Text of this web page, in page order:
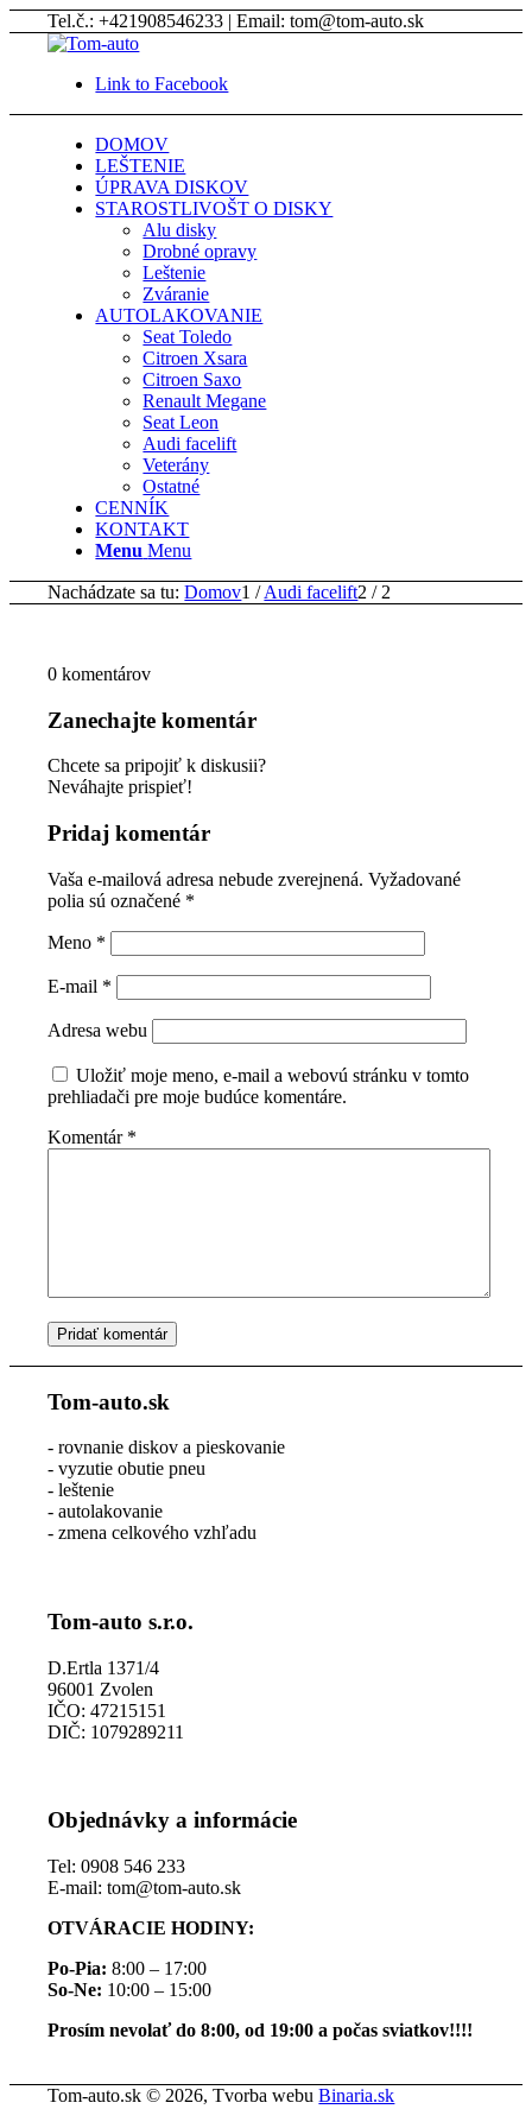
Tel.č.: +421908546233 | Email: tom@tom-auto.sk
Link to Facebook
DOMOV
LEŠTENIE
ÚPRAVA DISKOV
STAROSTLIVOŠT O DISKY
Alu disky
Drobné opravy
Leštenie
Zváranie
AUTOLAKOVANIE
Seat Toledo
Citroen Xsara
Citroen Saxo
Renault Megane
Seat Leon
Audi facelift
Veterány
Ostatné
CENNÍK
KONTAKT
Menu Menu
Nachádzate sa tu: Domov1 / Audi facelift2 / 2
0 komentárov
Zanechajte komentár
Chcete sa pripojiť k diskusii?
Neváhajte prispieť!
Pridaj komentár
Vaša e-mailová adresa nebude zverejnená. Vyžadované
polia sú označené *
Meno *
E-mail *
Adresa webu
Uložiť moje meno, e-mail a webovú stránku v tomto
prehliadači pre moje budúce komentáre.
Komentár *
Tom-auto.sk
- rovnanie diskov a pieskovanie
- vyzutie obutie pneu
- leštenie
- autolakovanie
- zmena celkového vzhľadu
Tom-auto s.r.o.
D.Ertla 1371/4
96001 Zvolen
IČO: 47215151
DIČ: 1079289211
Objednávky a informácie
Tel: 0908 546 233
E-mail: tom@tom-auto.sk
OTVÁRACIE HODINY:
Po-Pia: 8:00 – 17:00
So-Ne: 10:00 – 15:00
Prosím nevolať do 8:00, od 19:00 a počas sviatkov!!!!
Tom-auto.sk © 2026, Tvorba webuBinaria.sk